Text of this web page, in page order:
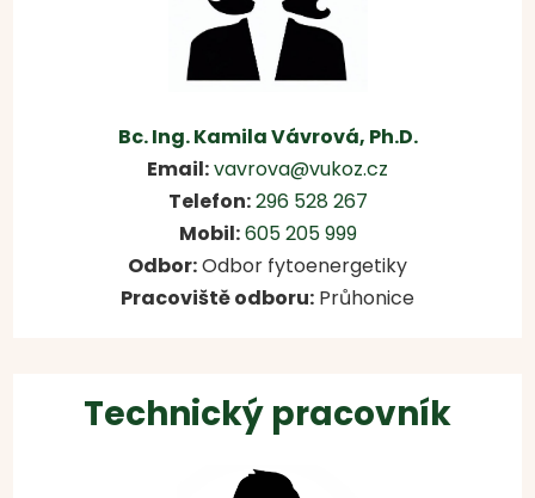
Bc. Ing. Kamila Vávrová, Ph.D.
Email:vavrova@vukoz.cz
Telefon:296 528 267
Mobil:605 205 999
Odbor:Odbor fytoenergetiky
Pracoviště odboru: Průhonice
Technický pracovník